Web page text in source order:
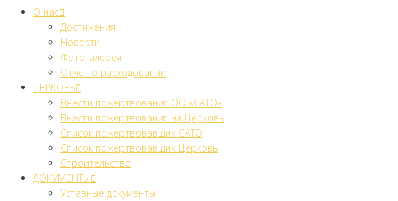
О нас
Достижения
Новости
Фотогалерея
Отчет о расходовании
ЦЕРКОВЬ
Внести пожертвования ОО «САТО»
Внести пожертвования на Церковь
Список пожертвовавших САТО
Список пожертвовавших Церковь
Строительство
ДОКУМЕНТЫ
Уставные документы